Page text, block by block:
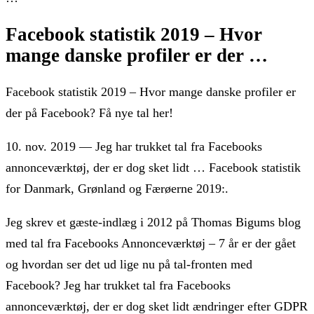
Facebook statistik 2019 – Hvor
mange danske profiler er der …
Facebook statistik 2019 – Hvor mange danske profiler er
der på Facebook? Få nye tal her!
10. nov. 2019 — Jeg har trukket tal fra Facebooks
annonceværktøj, der er dog sket lidt … Facebook statistik
for Danmark, Grønland og Færøerne 2019:.
Jeg skrev et gæste-indlæg i 2012 på Thomas Bigums blog
med tal fra Facebooks Annonceværktøj – 7 år er der gået
og hvordan ser det ud lige nu på tal-fronten med
Facebook? Jeg har trukket tal fra Facebooks
annonceværktøj, der er dog sket lidt ændringer efter GDPR